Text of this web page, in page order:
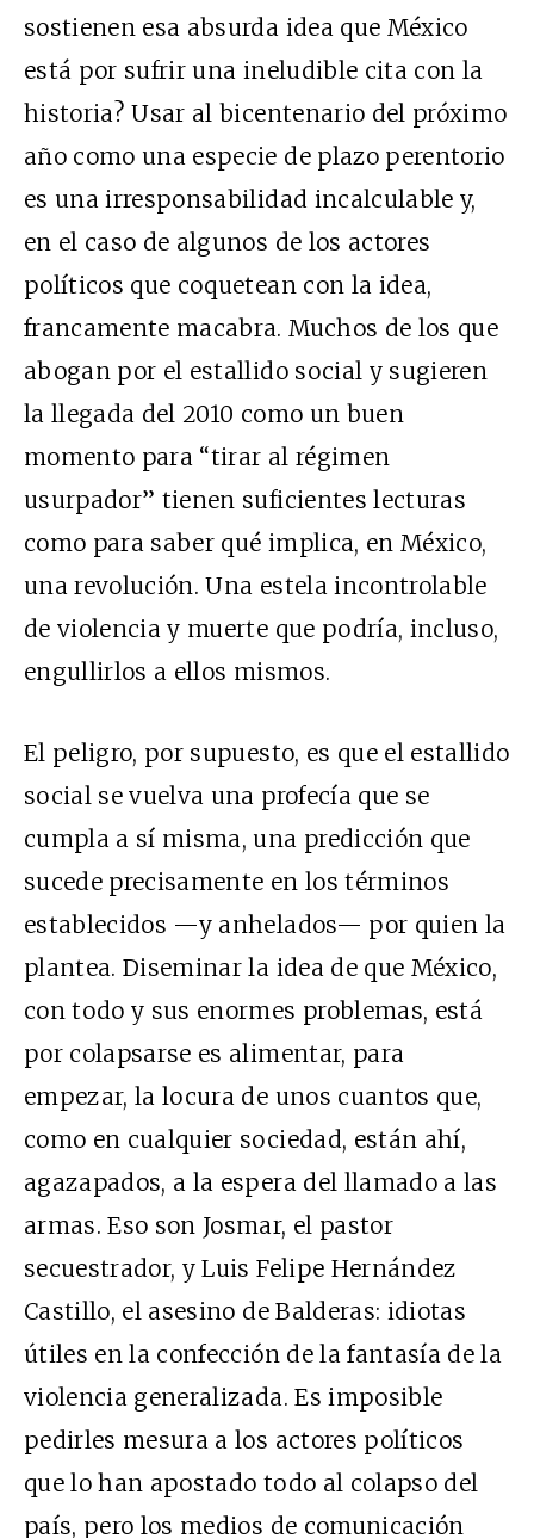
sostienen esa absurda idea que México
está por sufrir una ineludible cita con la
historia? Usar al bicentenario del próximo
año como una especie de plazo perentorio
es una irresponsabilidad incalculable y,
en el caso de algunos de los actores
políticos que coquetean con la idea,
francamente macabra. Muchos de los que
abogan por el estallido social y sugieren
la llegada del 2010 como un buen
momento para “tirar al régimen
usurpador” tienen suficientes lecturas
como para saber qué implica, en México,
una revolución. Una estela incontrolable
de violencia y muerte que podría, incluso,
engullirlos a ellos mismos.
El peligro, por supuesto, es que el estallido
social se vuelva una profecía que se
cumpla a sí misma, una predicción que
sucede precisamente en los términos
establecidos —y anhelados— por quien la
plantea. Diseminar la idea de que México,
con todo y sus enormes problemas, está
por colapsarse es alimentar, para
empezar, la locura de unos cuantos que,
como en cualquier sociedad, están ahí,
agazapados, a la espera del llamado a las
armas. Eso son Josmar, el pastor
secuestrador, y Luis Felipe Hernández
Castillo, el asesino de Balderas: idiotas
útiles en la confección de la fantasía de la
violencia generalizada. Es imposible
pedirles mesura a los actores políticos
que lo han apostado todo al colapso del
país, pero los medios de comunicación